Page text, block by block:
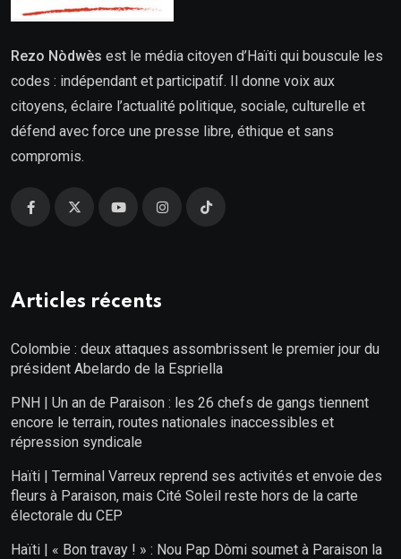
Rezo Nòdwès est le média citoyen d’Haïti qui bouscule les
codes : indépendant et participatif. Il donne voix aux
citoyens, éclaire l’actualité politique, sociale, culturelle et
défend avec force une presse libre, éthique et sans
compromis.
Articles récents
Colombie : deux attaques assombrissent le premier jour du
président Abelardo de la Espriella
PNH | Un an de Paraison : les 26 chefs de gangs tiennent
encore le terrain, routes nationales inaccessibles et
répression syndicale
Haïti | Terminal Varreux reprend ses activités et envoie des
fleurs à Paraison, mais Cité Soleil reste hors de la carte
électorale du CEP
Haïti | « Bon travay ! » : Nou Pap Dòmi soumet à Paraison la